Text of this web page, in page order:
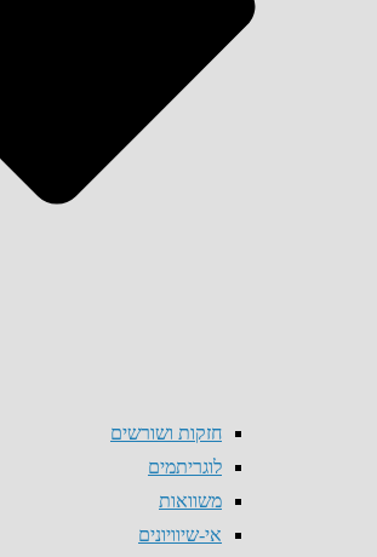
חזקות ושורשים
לוגריתמים
משוואות
אי-שיוויונים